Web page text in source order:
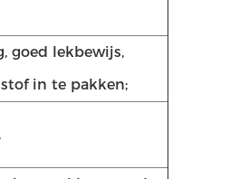
goed lekbewijs,
in te pakken;